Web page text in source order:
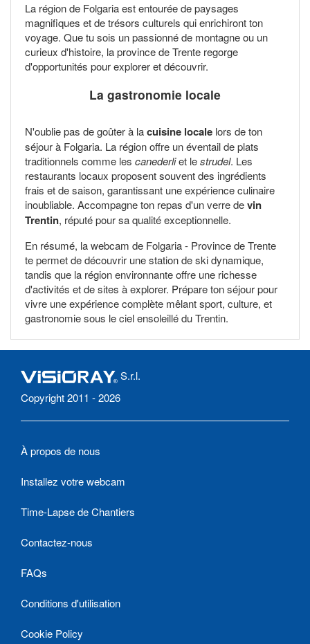
La région de Folgaria est entourée de paysages
magnifiques et de trésors culturels qui enrichiront ton
voyage. Que tu sois un passionné de montagne ou un
curieux d'histoire, la province de Trente regorge
d'opportunités pour explorer et découvrir.
La gastronomie locale
N'oublie pas de goûter à lacuisine locale lors de ton
séjour à Folgaria. La région offre un éventail de plats
traditionnels comme les canederliet lestrudel. Les
restaurants locaux proposent souvent des ingrédients
frais et de saison, garantissant une expérience culinaire
inoubliable. Accompagne ton repas d'un verre devin
Trentin, réputé pour sa qualité exceptionnelle.
En résumé, la webcam de Folgaria - Province de Trente
te permet de découvrir une station de ski dynamique,
tandis que la région environnante offre une richesse
d'activités et de sites à explorer. Prépare ton séjour pour
vivre une expérience complète mêlant sport, culture, et
gastronomie sous le ciel ensoleillé du Trentin.
S.r.l.
Copyright 2011 - 2026
À propos de nous
Installez votre webcam
Time-Lapse de Chantiers
Contactez-nous
FAQs
Conditions d'utilisation
Cookie Policy